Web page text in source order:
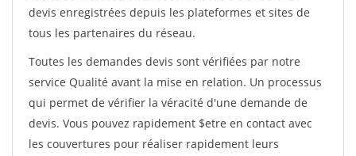
devis enregistrées depuis les plateformes et sites de
tous les partenaires du réseau.
Toutes les demandes devis sont vérifiées par notre
service Qualité avant la mise en relation. Un processus
qui permet de vérifier la véracité d'une demande de
devis. Vous pouvez rapidement $etre en contact avec
les couvertures pour réaliser rapidement leurs